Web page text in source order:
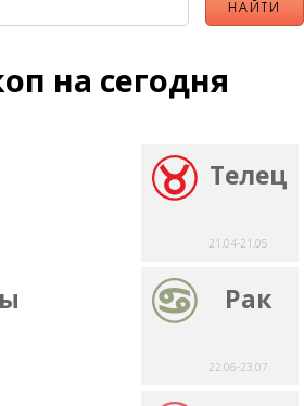
на сегодня
Телец
21.04-21.05
Рак
22.06-23.07